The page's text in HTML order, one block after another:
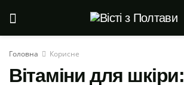
Головна Корисне
Вітаміни для шкіри: